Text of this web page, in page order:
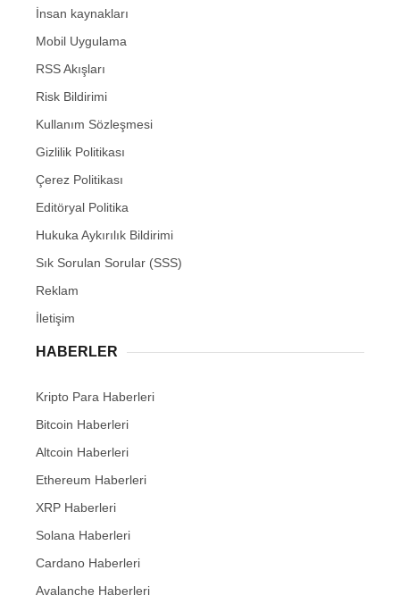
İnsan kaynakları
Mobil Uygulama
RSS Akışları
Risk Bildirimi
Kullanım Sözleşmesi
Gizlilik Politikası
Çerez Politikası
Editöryal Politika
Hukuka Aykırılık Bildirimi
Sık Sorulan Sorular (SSS)
Reklam
İletişim
HABERLER
Kripto Para Haberleri
Bitcoin Haberleri
Altcoin Haberleri
Ethereum Haberleri
XRP Haberleri
Solana Haberleri
Cardano Haberleri
Avalanche Haberleri